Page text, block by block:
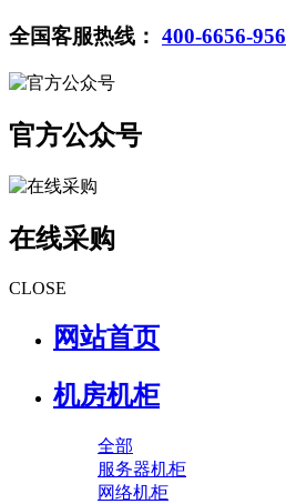
全国客服热线： 400-6656-956
官方公众号
在线采购
CLOSE
网站首页
机房机柜
全部
服务器机柜
网络机柜